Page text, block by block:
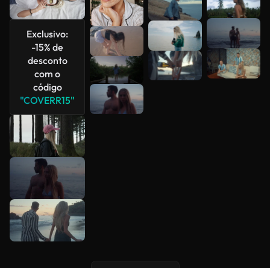
Exclusivo:
-15% de
desconto
com o
código
"COVERR15"
Veja mais